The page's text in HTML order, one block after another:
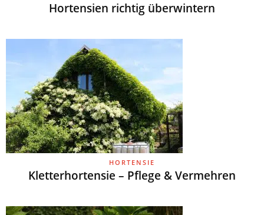
Hortensien richtig überwintern
HORTENSIE
Kletterhortensie – Pflege & Vermehren